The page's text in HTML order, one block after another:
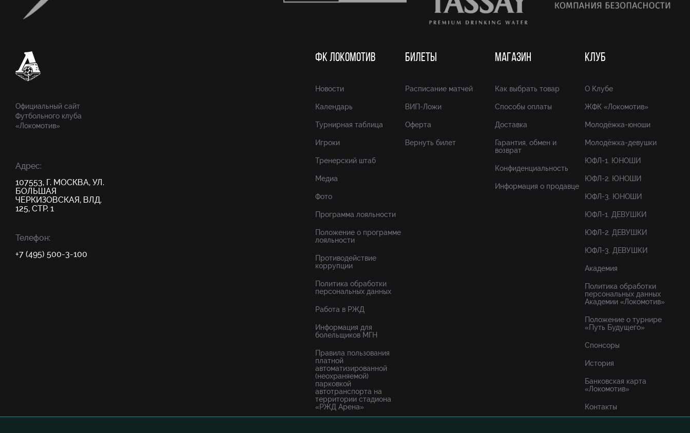
Официальный сайт
Футбольного клуба
«Локомотив»
Адрес:
107553, Г. МОСКВА, УЛ.
БОЛЬШАЯ
ЧЕРКИЗОВСКАЯ, ВЛД.
125, СТР. 1
Телефон:
+7 (495) 500-3-100
ФК ЛОКОМОТИВ
Новости
Календарь
Турнирная таблица
Игроки
Тренерский штаб
Медиа
Фото
Программа лояльности
Положение о программе
лояльности
Противодействие
коррупции
Политика обработки
персональных данных
Работа в РЖД
Информация для
болельщиков МГН
Правила пользования
платной
автоматизированной
(неохраняемой)
парковкой
автотранспорта на
территории стадиона
«РЖД Арена»
БИЛЕТЫ
Расписание матчей
ВИП-Ложи
Оферта
Вернуть билет
МАГАЗИН
Как выбрать товар
Способы оплаты
Доставка
Гарантия, обмен и
возврат
Конфиденциальность
Информация о продавце
КЛУБ
О Клубе
ЖФК «Локомотив»
Молодёжка-юноши
Молодёжка-девушки
ЮФЛ-1. ЮНОШИ
ЮФЛ-2. ЮНОШИ
ЮФЛ-3. ЮНОШИ
ЮФЛ-1. ДЕВУШКИ
ЮФЛ-2. ДЕВУШКИ
ЮФЛ-3. ДЕВУШКИ
Академия
Политика обработки
персональных данных
Академии «Локомотив»
Положение о турнире
«Путь Будущего»
Спонсоры
История
Банковская карта
«Локомотив»
Контакты